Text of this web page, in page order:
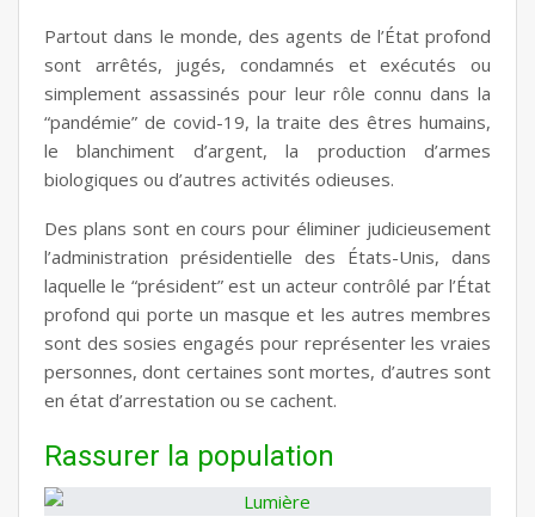
Partout dans le monde, des agents de l’État profond
sont arrêtés, jugés, condamnés et exécutés ou
simplement assassinés pour leur rôle connu dans la
“pandémie” de covid-19, la traite des êtres humains,
le blanchiment d’argent, la production d’armes
biologiques ou d’autres activités odieuses.
Des plans sont en cours pour éliminer judicieusement
l’administration présidentielle des États-Unis, dans
laquelle le “président” est un acteur contrôlé par l’État
profond qui porte un masque et les autres membres
sont des sosies engagés pour représenter les vraies
personnes, dont certaines sont mortes, d’autres sont
en état d’arrestation ou se cachent.
Rassurer la population